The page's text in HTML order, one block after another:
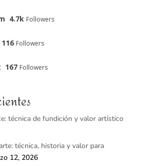
4.7k Followers
116 Followers
167 Followers
técnica de fundición y valor artístico
técnica, historia y valor para
12, 2026